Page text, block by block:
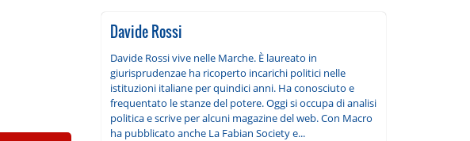
Davide Rossi
Davide Rossi vive nelle Marche. È laureato in
giurisprudenzae ha ricoperto incarichi politici nelle
istituzioni italiane per quindici anni. Ha conosciuto e
frequentato le stanze del potere. Oggi si occupa di analisi
politica e scrive per alcuni magazine del web. Con Macro
ha pubblicato anche La Fabian Society e...